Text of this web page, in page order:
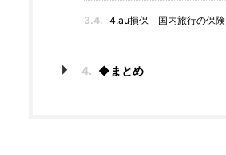
3.4. 4.au損保 国内旅行の保険
4. ◆まとめ